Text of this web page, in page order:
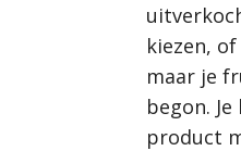
kiezen,
maar je
begon.
product